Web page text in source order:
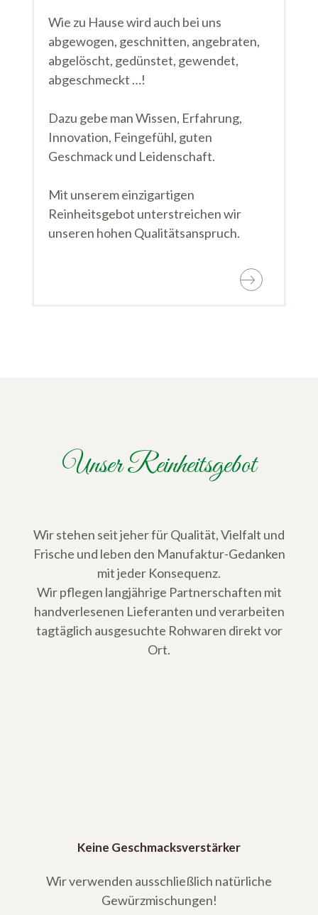
Wie zu Hause wird auch bei uns
abgewogen, geschnitten, angebraten,
abgelöscht, gedünstet, gewendet,
abgeschmeckt …!
Dazu gebe man Wissen, Erfahrung,
Innovation, Feingefühl, guten
Geschmack und Leidenschaft.
Mit unserem einzigartigen
Reinheitsgebot unterstreichen wir
unseren hohen Qualitätsanspruch.
Unser Reinheitsgebot
Wir stehen seit jeher für Qualität, Vielfalt und
Frische und leben den Manufaktur-Gedanken
mit jeder Konsequenz.
Wir pflegen langjährige Partnerschaften mit
handverlesenen Lieferanten und verarbeiten
tagtäglich ausgesuchte Rohwaren direkt vor
Ort.
Keine Geschmacksverstärker
Wir verwenden ausschließlich natürliche
Gewürzmischungen!